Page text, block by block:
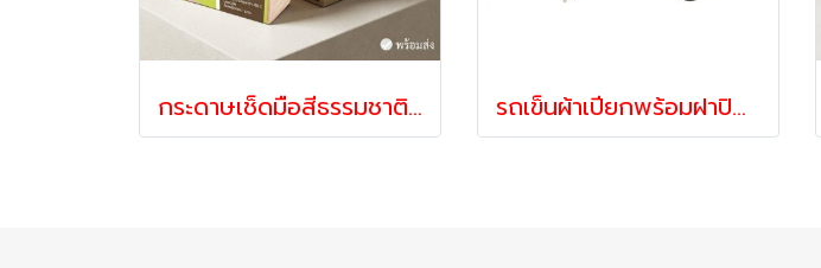
กระดาษเช็ดมือสีธรรมชาติ V-Fold 2 ชั้น | กระดาษเช็ดมือแบบแผ่น ซึมซับดี สำหรับร้านอาหาร โรงแรม โรงงาน รถเข็นผ้าเปียกพร้อมฝาปิด รถเข็นอเนกประสงค์ รถเข็นถัง รถเข็นแยกขยะ รถเข็นของ รถเข็นถังพลาสติก 350-525กก HORECAT